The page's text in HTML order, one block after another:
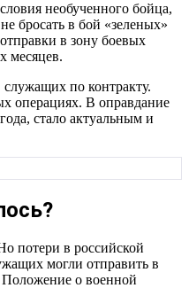
необученного бойца,
бросать в бой «зеленых»
в зону боевых
месяцев.
по контракту.
операциях. В оправдание
стало актуальным и
потери в российской
могли отправить в
Положение о военной